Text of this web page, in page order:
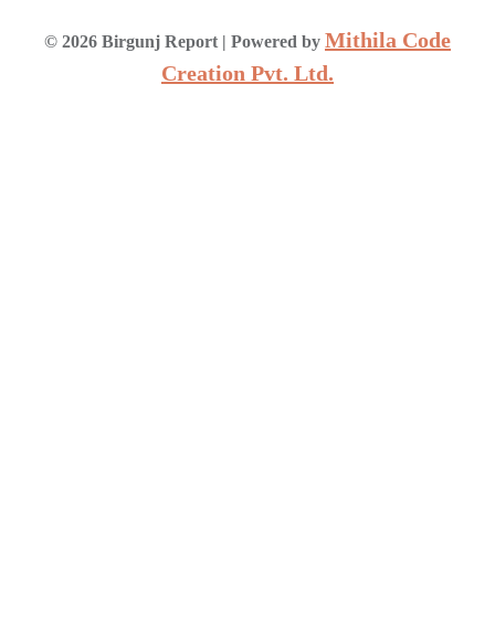
© 2026 Birgunj Report | Powered by Mithila Code
Creation Pvt. Ltd.